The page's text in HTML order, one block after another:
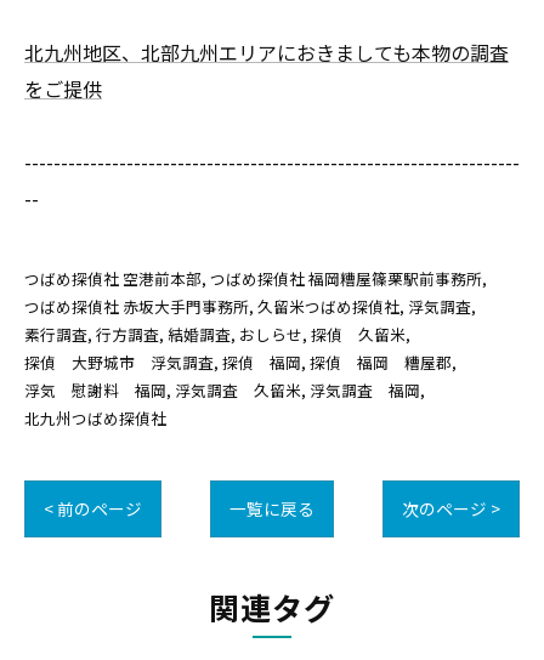
北九州地区、北部九州エリアにおきましても本物の調査
をご提供
--------------------------------------------------------------------
--
つばめ探偵社 空港前本部 つばめ探偵社 福岡糟屋篠栗駅前事務所
つばめ探偵社 赤坂大手門事務所 久留米つばめ探偵社 浮気調査
素行調査 行方調査 結婚調査 おしらせ 探偵 久留米
探偵 大野城市 浮気調査 探偵 福岡 探偵 福岡 糟屋郡
浮気 慰謝料 福岡 浮気調査 久留米 浮気調査 福岡
北九州つばめ探偵社
< 前のページ 一覧に戻る 次のページ >
関連タグ